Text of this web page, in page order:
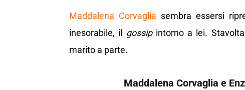
Maddalena Corvaglia sembra essersi
inesorabile, il gossipintorno a lei.
marito a parte.
Maddalena Corvaglia e